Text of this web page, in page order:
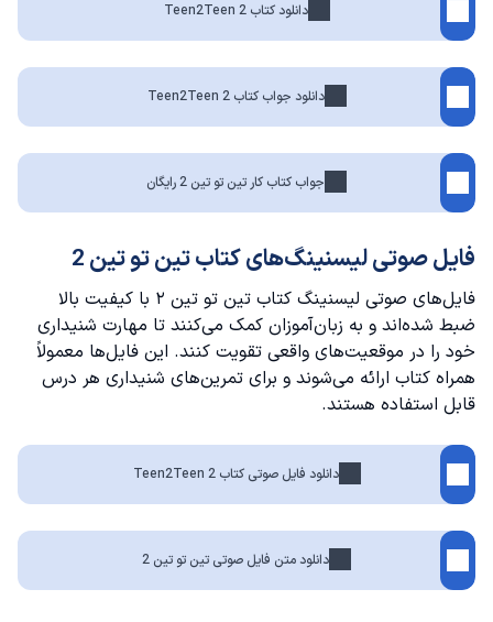
دانلود کتاب Teen2Teen 2
دانلود جواب کتاب Teen2Teen 2
جواب کتاب کار تین تو تین 2 رایگان
فایل صوتی لیسنینگ‌های کتاب تین تو تین 2
فایل‌های صوتی لیسنینگ کتاب تین تو تین ۲ با کیفیت بالا
ضبط شده‌اند و به زبان‌آموزان کمک می‌کنند تا مهارت شنیداری
خود را در موقعیت‌های واقعی تقویت کنند. این فایل‌ها معمولاً
همراه کتاب ارائه می‌شوند و برای تمرین‌های شنیداری هر درس
قابل استفاده هستند.
دانلود فایل صوتی کتاب Teen2Teen 2
دانلود متن فایل صوتی تین تو تین 2